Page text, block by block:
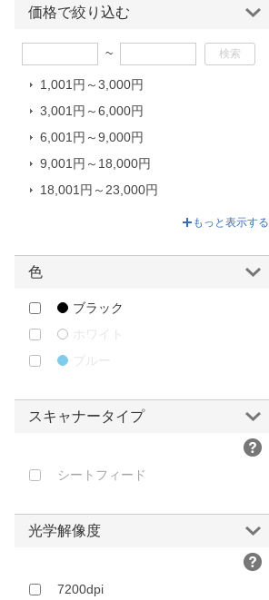
ナカバヤシ｜Nakabayashi
3R SYSTEMS｜スリー・アールシ
価格で絞り込む
~
1,001円～3,000円
3,001円～6,000円
6,001円～9,000円
9,001円～18,000円
18,001円～23,000円
もっと表示する
色
ブラック
ホワイト
ブルー
スキャナータイプ
シートフィード
光学解像度
7200dpi